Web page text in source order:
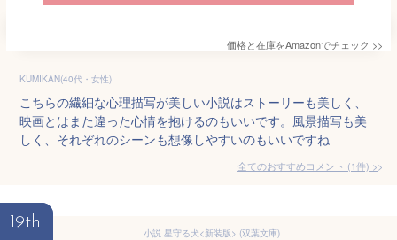
価格と在庫をAmazonでチェック >>
KUMIKAN(40代・女性)
こちらの繊細な心理描写が美しい小説はストーリーも美しく、
映画とはまた違った心情を抱けるのもいいです。風景描写も美
しく、それぞれのシーンも想像しやすいのもいいですね
全てのおすすめコメント (1件) >
19th
小説 星守る犬<新装版> (双葉文庫)